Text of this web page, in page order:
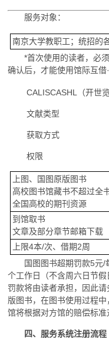
服务对象：
南京大学教职工；统招的
*首次使用的读者，必
确认后，才能使用馆际互借
CALISCASHL（开世览
文献类型
获取方式
权限
上图、国图原版图书
高校图书馆藏书不超过全
全国高校的期刊资源
到馆取书
文章及部分章节邮箱下载
上限4本/次、借期2周
国图图书超期罚款5元
个工作日（不含周六日节
罚款将由读者承担，因此
版图书，在图书使用过程
馆将根据对方馆的赔偿标准
四、服务系统注册流程